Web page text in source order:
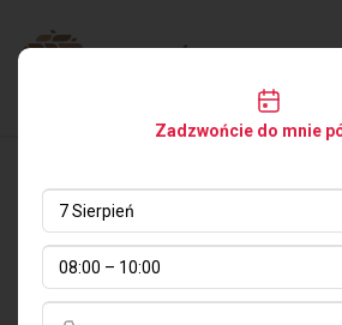
DZIENNIK
Zadzwońcie do mnie